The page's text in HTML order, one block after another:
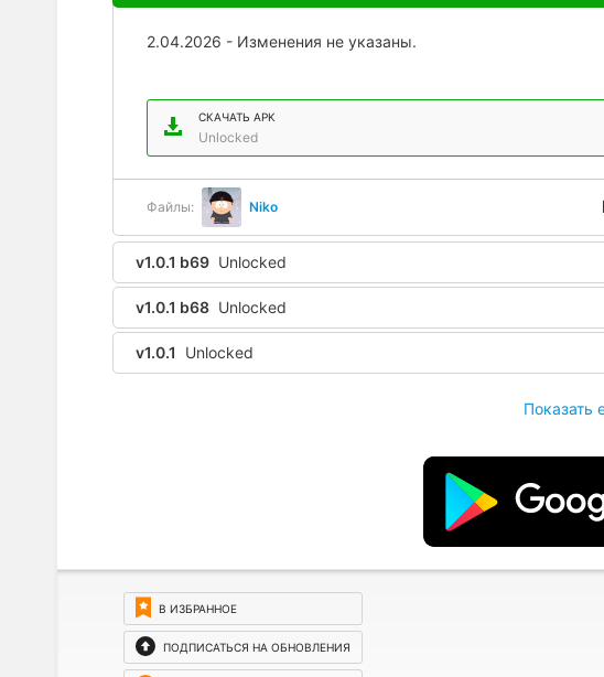
2.04.2026 - Изменения не указаны.
СКАЧАТЬ APK
Unlocked
Файлы: Niko
v1.0.1 b69 Unlocked
v1.0.1 b68 Unlocked
v1.0.1 Unlocked
Показать
В ИЗБРАННОЕ
ПОДПИСАТЬСЯ НА ОБНОВЛЕНИЯ